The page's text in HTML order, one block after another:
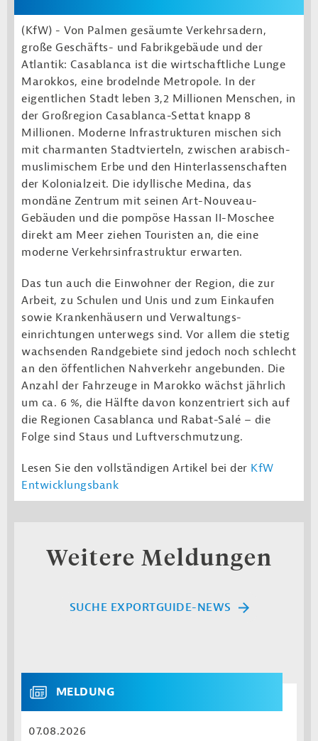
(KfW) - Von Palmen gesäumte Verkehrsadern,
große Geschäfts- und Fabrikgebäude und der
Atlantik: Casablanca ist die wirtschaftliche Lunge
Marokkos, eine brodelnde Metropole. In der
eigentlichen Stadt leben 3,2 Millionen Menschen, in
der Großregion Casablanca-Settat knapp 8
Millionen. Moderne Infrastrukturen mischen sich
mit charmanten Stadtvierteln, zwischen arabisch-
muslimischem Erbe und den Hinterlassen­schaften
der Kolonialzeit. Die idyllische Medina, das
mondäne Zentrum mit seinen Art-Nouveau-
Gebäuden und die pompöse Hassan II-Moschee
direkt am Meer ziehen Touristen an, die eine
moderne Verkehrs­infrastruktur erwarten.
Das tun auch die Einwohner der Region, die zur
Arbeit, zu Schulen und Unis und zum Einkaufen
sowie Krankenhäusern und Verwaltungs­
einrichtungen unterwegs sind. Vor allem die stetig
wachsenden Randgebiete sind jedoch noch schlecht
an den öffentlichen Nahverkehr angebunden. Die
Anzahl der Fahrzeuge in Marokko wächst jährlich
um ca. 6 %, die Hälfte davon konzentriert sich auf
die Regionen Casablanca und Rabat-Salé – die
Folge sind Staus und Luft­verschmutzung.
Lesen Sie den vollständigen Artikel bei der KfW
Entwicklungsbank
Weitere Meldungen
SUCHE EXPORTGUIDE-NEWS
MELDUNG
07.08.2026